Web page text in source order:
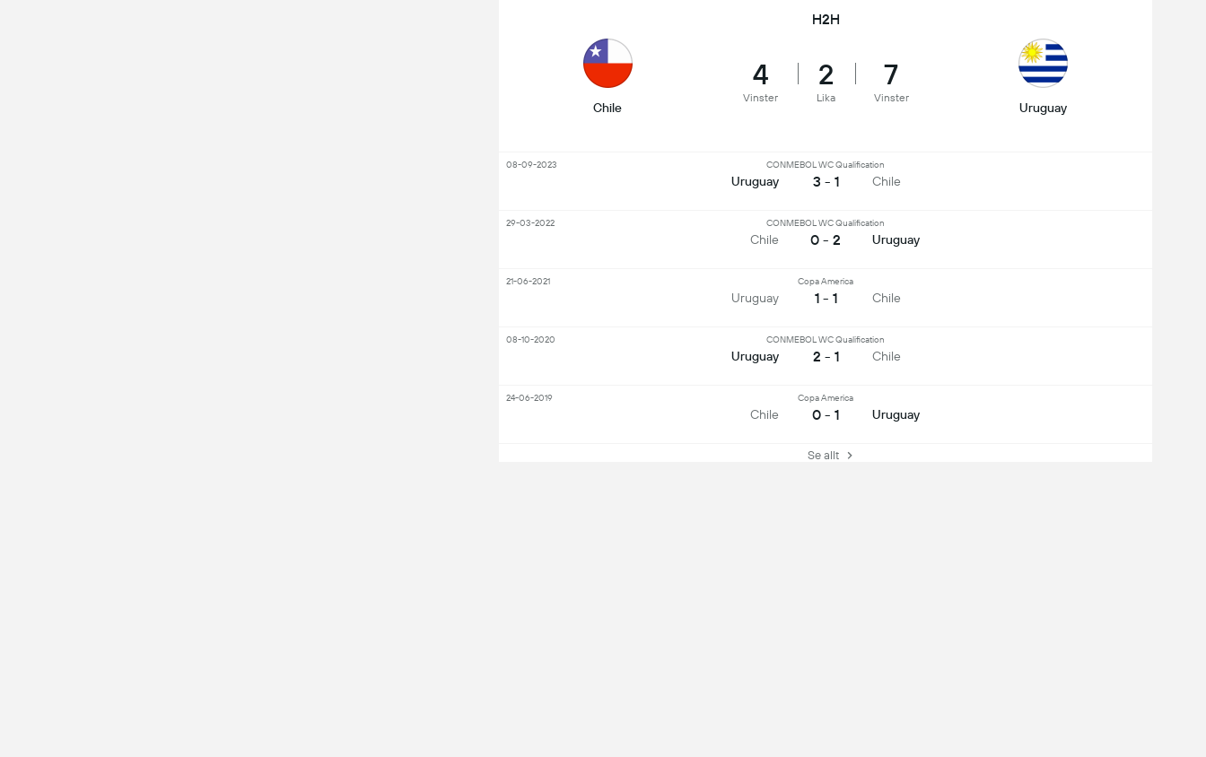
H2H
Chile
4
Vinster
2
Lika
7
Vinster
Uruguay
Uruguay
CONMEBOL WC Qualification
3 - 1 Chile
08-09-2023
Chile
CONMEBOL WC Qualification
0 - 2 Uruguay
29-03-2022
Uruguay
Copa America
1 - 1 Chile
21-06-2021
Uruguay
CONMEBOL WC Qualification
2 - 1 Chile
08-10-2020
Chile
Copa America
0 - 1 Uruguay
24-06-2019
Se allt